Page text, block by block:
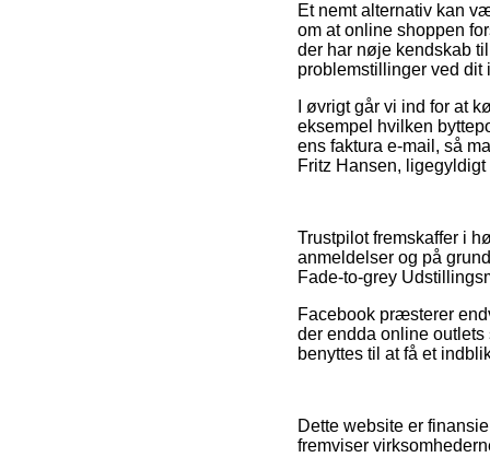
Et nemt alternativ kan
om at online shoppen
der har nøje kendskab
problemstillinger ved dit
I øvrigt går vi ind for at
eksempel hvilken
ens faktura e-mail, så
Fritz Hansen,
Trustpilot fremskaffer i
anmeldelser og på
Fade-to-grey
Facebook præsterer
der endda online
benyttes til at få et
Dette website er
fremviser